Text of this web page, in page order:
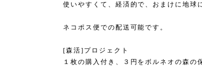
使いやすくて、経済的で、おまけに地球
ネコポス便での配送可能です。
[森活]プロジェクト
１枚の購入付き、３円をボルネオの森の